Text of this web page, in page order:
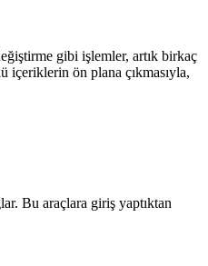
gibi işlemler, artık birkaç
ön plana çıkmasıyla,
Bu araçlara giriş yaptıktan